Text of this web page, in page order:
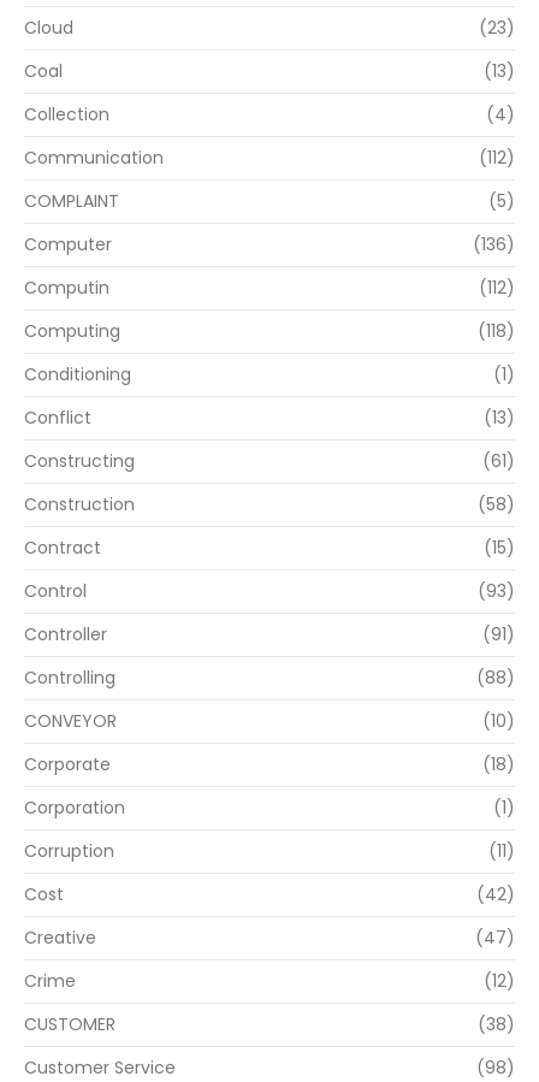
Cloud
(23)
Coal
(13)
Collection
(4)
Communication
(112)
COMPLAINT
(5)
Computer
(136)
Computin
(112)
Computing
(118)
Conditioning
(1)
Conflict
(13)
Constructing
(61)
Construction
(58)
Contract
(15)
Control
(93)
Controller
(91)
Controlling
(88)
CONVEYOR
(10)
Corporate
(18)
Corporation
(1)
Corruption
(11)
Cost
(42)
Creative
(47)
Crime
(12)
CUSTOMER
(38)
Customer Service
(98)